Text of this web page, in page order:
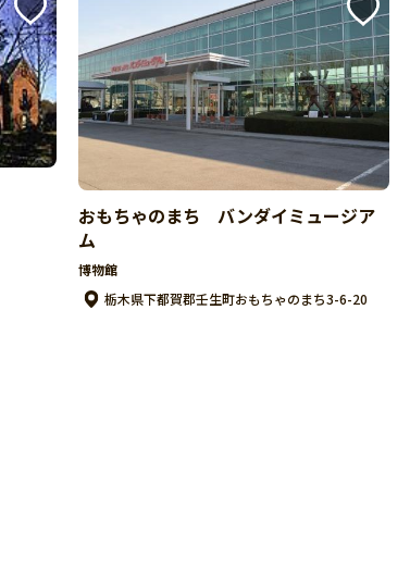
おもちゃのまち バンダイミュージア
ム
博物館
栃木県下都賀郡壬生町おもちゃのまち3-6-20